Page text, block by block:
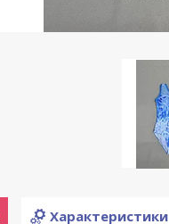
Характеристики